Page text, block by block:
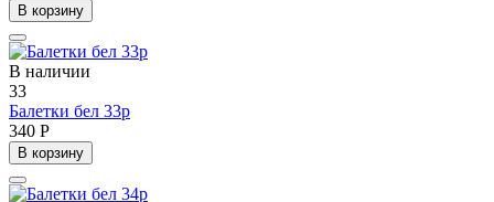
В корзину
В наличии
33
Балетки бел 33р
340 Р
В корзину